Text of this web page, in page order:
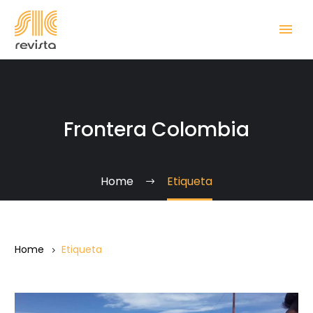
Frontera Colombia
Home Etiqueta
Home Etiqueta